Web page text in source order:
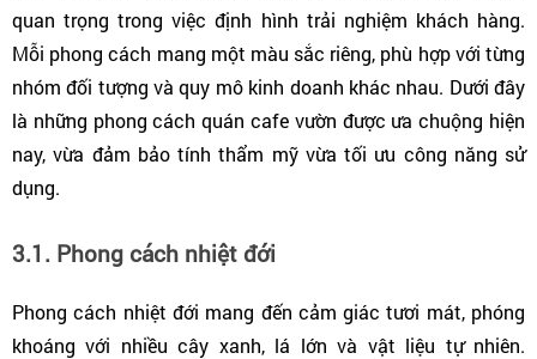
quan trọng trong việc định hình trải nghiệm khách hàng.
Mỗi phong cách mang một màu sắc riêng, phù hợp với từng
nhóm đối tượng và quy mô kinh doanh khác nhau. Dưới đây
là những phong cách quán cafe vườn được ưa chuộng hiện
nay, vừa đảm bảo tính thẩm mỹ vừa tối ưu công năng sử
dụng.
3.1. Phong cách nhiệt đới
Phong cách nhiệt đới mang đến cảm giác tươi mát, phóng
khoáng với nhiều cây xanh, lá lớn và vật liệu tự nhiên.